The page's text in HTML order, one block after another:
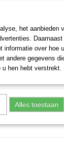
het aanbieden
informatie over hoe
andere gegevens
u hen hebt verstrekt.
Alles toestaan